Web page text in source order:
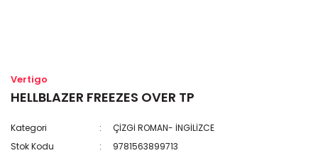
Vertigo
HELLBLAZER FREEZES OVER TP
Kategori
ÇİZGİ ROMAN- İNGİLİZCE
Stok Kodu
9781563899713